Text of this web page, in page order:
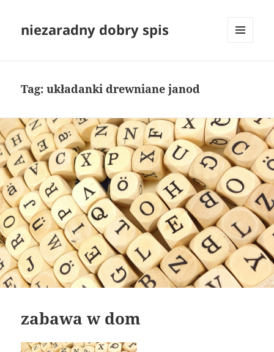
niezaradny dobry spis
Tag:układanki drewniane janod
zabawa w dom